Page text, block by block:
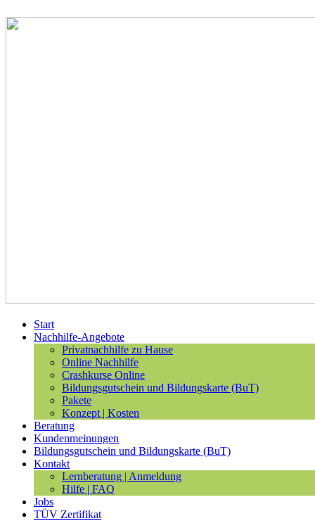
Start
Nachhilfe-Angebote
Privatnachhilfe zu Hause
Online Nachhilfe
Crashkurse Online
Bildungsgutschein und Bildungskarte (BuT)
Pakete
Konzept | Kosten
Beratung
Kundenmeinungen
Bildungsgutschein und Bildungskarte (BuT)
Kontakt
Lernberatung | Anmeldung
Hilfe | FAQ
Jobs
TÜV Zertifikat